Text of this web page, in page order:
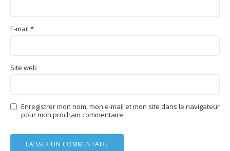
E-mail *
Site web
Enregistrer mon nom, mon e-mail et mon site dans le navigateur
pour mon prochain commentaire.